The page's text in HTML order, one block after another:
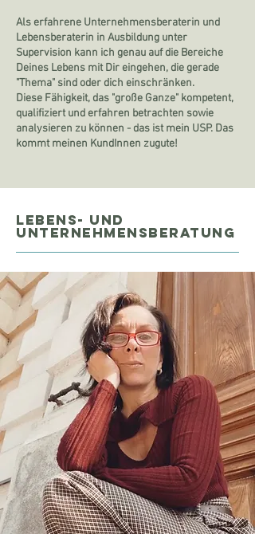
Als erfahrene Unternehmensberaterin und
Lebensberaterin in Ausbildung unter
Supervision kann ich genau auf die Bereiche
Deines Lebens mit Dir eingehen, die gerade
"Thema" sind oder dich einschränken.
Diese Fähigkeit, das "große Ganze" kompetent,
qualifiziert und erfahren betrachten sowie
analysieren zu können - das ist mein USP. Das
kommt meinen KundInnen zugute!
Lebens- und
unternehmensberatung